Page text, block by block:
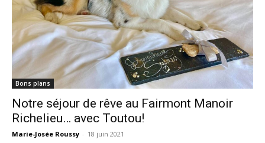
Bons plans
Notre séjour de rêve au Fairmont Manoir
Richelieu… avec Toutou!
Marie-Josée Roussy - 18 juin 2021